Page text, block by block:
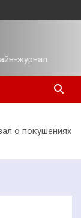
журнал.
о покушениях